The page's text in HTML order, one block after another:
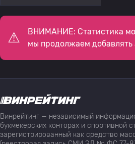
ВНИМАНИЕ: Статистика
мы продолжаем добавлять
Винрейтинг — независимый
букмекерских конторах и спортивной
зарегистрированный как средство